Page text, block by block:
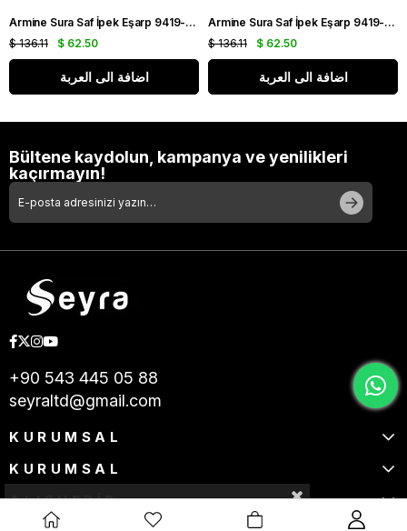
Armine Sura Saf İpek Eşarp 9419-55 Bordo Karışık Desen
$ 62.50
$ 136.11
اضافة الى العربة
Armine Sura Saf İpek Eşarp 9419-07 Açık Mavi Karışık Desen
$ 62.50
$ 136.11
اضافة الى العربة
Bültene kaydolun, kampanya ve yenilikleri
kaçırmayın!
+90 543 445 05 88
seyraltd@gmail.com
KURUMSAL
KURUMSAL
ALIŞVERİŞ